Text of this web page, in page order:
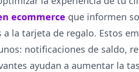
ecommerce que informen
a la tarjeta de regalo. Estos
notificaciones de saldo,
ayudan a aumentar la